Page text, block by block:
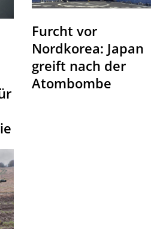
Furcht vor
Nordkorea: Japan
greift nach der
Atombombe